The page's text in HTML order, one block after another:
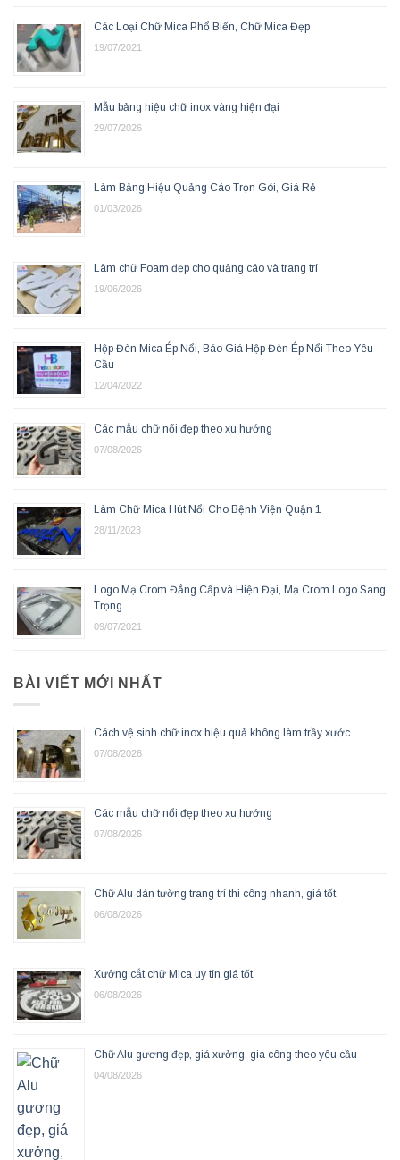
Các Loại Chữ Mica Phổ Biến, Chữ Mica Đẹp
19/07/2021
Mẫu bảng hiệu chữ inox vàng hiện đại
29/07/2026
Làm Bảng Hiệu Quảng Cáo Trọn Gói, Giá Rẻ
01/03/2026
Làm chữ Foam đẹp cho quảng cáo và trang trí
19/06/2026
Hộp Đèn Mica Ép Nổi, Báo Giá Hộp Đèn Ép Nổi Theo Yêu
Cầu
12/04/2022
Các mẫu chữ nổi đẹp theo xu hướng
07/08/2026
Làm Chữ Mica Hút Nổi Cho Bệnh Viện Quận 1
28/11/2023
Logo Mạ Crom Đẳng Cấp và Hiện Đại, Mạ Crom Logo Sang
Trọng
09/07/2021
BÀI VIẾT MỚI NHẤT
Cách vệ sinh chữ inox hiệu quả không làm trầy xước
07/08/2026
Các mẫu chữ nổi đẹp theo xu hướng
07/08/2026
Chữ Alu dán tường trang trí thi công nhanh, giá tốt
06/08/2026
Xưởng cắt chữ Mica uy tín giá tốt
06/08/2026
Chữ Alu gương đẹp, giá xưởng, gia công theo yêu cầu
04/08/2026